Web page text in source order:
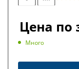
Цена по
Много